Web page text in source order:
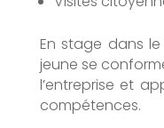
En stage dans le
jeune se
l’entreprise et
compétences.